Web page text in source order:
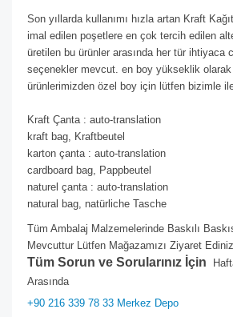
Son yıllarda kullanımı hızla artan Kraft
imal edilen poşetlere en çok tercih edilen
üretilen bu ürünler arasında her tür ihtiyaca
seçenekler mevcut. en boy yükseklik
ürünlerimizden özel boy için lütfen bizimle
Kraft Çanta : auto-translation
kraft bag, Kraftbeutel
karton çanta : auto-translation
cardboard bag, Pappbeutel
naturel çanta : auto-translation
natural bag, natürliche Tasche
Tüm Ambalaj Malzemelerinde Baskılı
Mevcuttur Lütfen Mağazamızı Ziyaret Ediniz
Tüm Sorun ve Sorularınız İçin
Arasında
+90 216 339 78 33 Merkez Depo